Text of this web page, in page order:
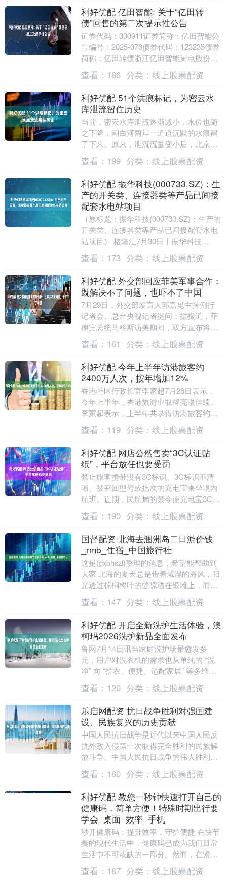
利好优配 亿田智能: 关于“亿田转
债”回售的第二次提示性公告
证券代码：300911证券简称：亿田智能公
告编号：2025-070债券代码：123235债券
简称：亿田转债浙江亿田智能厨电股份有
限公司本公司及董事会全体成员保证....
查看： 186 分类： 线上股票配资
利好优配 51个洪痕标记，为密云水
库泄流留住历史
当前，密云水库泄流逐渐减小，水位也随
之下降，潮白河两岸一道道沉默的水痕留
了下来。原来，泄流流量变小后，北京市
潮白河管理处组建的洪痕调查组沿着河道
作业。3天的时间....
查看： 199 分类： 线上股票配资
利好优配 振华科技(000733.SZ)：生
产的开关类、连接器类等产品已间接
配套水电站项目
（原标题：振华科技(000733.SZ)：生产的
开关类、连接器类等产品已间接配套水电
站项目） 格隆汇7月30日丨振华科技
(000733.SZ)于投资者互动平台表....
查看： 173 分类： 线上股票配资
利好优配 外交部回应菲美军事合作：
既解决不了问题，也吓不了中国
7月29日，外交部发言人郭嘉昆主持例行
记者会。总台央视记者提问：据报道，菲
律宾总统马科斯访美期间，双方宣布将开
展军事合作，重申《美菲共同防御条约》
适用于南海。马....
查看： 161 分类： 线上股票配资
利好优配 今年上半年访港旅客约
2400万人次，按年增加12%
香港特区行政长官李家超7月26日表示，
今年上半年，香港旅游业取得亮眼佳绩。
李家超表示，上半年共录得访港旅客约
2400万人次，按年增加12%；其中，内地
旅客约17....
查看： 119 分类： 线上股票配资
利好优配 网店公然售卖“3C认证贴
纸”，平台放任也要受罚
禁止旅客携带没有3C标识、3C标识不清
晰、被召回型号或批次的充电宝乘坐境内
航班。近期，民航局的禁令使充电宝3C认
证问题成了公众关注的话题。然而，部分
商家却从此嗅....
查看： 190 分类： 线上股票配资
国督配资 北海去涠洲岛二日游价钱
_rmb_住宿_中国旅行社
这是(gxbhszl)整理的信息，希望能帮助到
大家 北海的夏天总是带着咸湿的海风，阳
光透过棕榈树叶的缝隙洒在银滩上，而距
离海岸线二十多海里的涠洲岛，像一颗被
海浪....
查看： 147 分类： 线上股票配资
利好优配 开启全新洗护生活体验，澳
柯玛2026洗护新品全面发布
鲁网7月14日讯当家庭洗护场景愈发多
元，用户对洗衣机的需求也从单纯的 “洗
净” 向 “护衣、便捷、适配家居” 等多维体
验延伸。7月13日，主题为“同新向前 智
净....
查看： 126 分类： 线上股票配资
乐启网配资 抗日战争胜利对强国建
设、民族复兴的历史贡献
中国人民抗日战争是近代以来中国人民反
抗外敌入侵第一次取得完全胜利的民族解
放斗争。中国人民抗日战争的伟大胜利，
是中华民族从近代以来陷入深重危机走向
伟大复兴的历史转....
查看： 160 分类： 线上股票配资
利好优配 教您一秒钟快速打开自己的
健康码，简单方便！特殊时期出行要
学会_桌面_效率_手机
秒开健康码：提升效率，守护便捷 在快节
奏的现代生活中，健康码已成为我们日常
生活中不可或缺的一部分。然而，在紧急
时刻翻找健康码的窘境，相信每个人都经
历过：排队做核....
查看： 167 分类： 线上股票配资